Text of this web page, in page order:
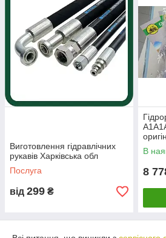
Наші
Адреса:
Харківська обл., смт Нова
Харківська, 144В
📞Зв’язок із менеджерами:
📲 050 442 81 31
📲 096 076 51 52 (Сергій)
Якісний ремонт і надійні
довговічної роботи
Виготовлення гідравлічних
рукавів Харківська обл
Послуга
від 299 ₴
В
8